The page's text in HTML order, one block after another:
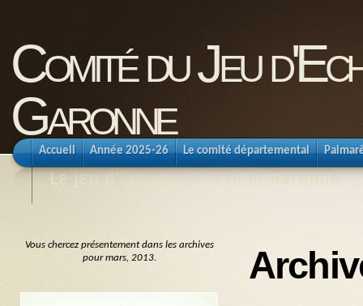
Comité du Jeu
Garonne
Le jeu d'Echecs en Tarn et Garonne
Accueil Année 2025-26 Le comité départemental
Vous chercez présentement dans les archives
pour mars, 2013.